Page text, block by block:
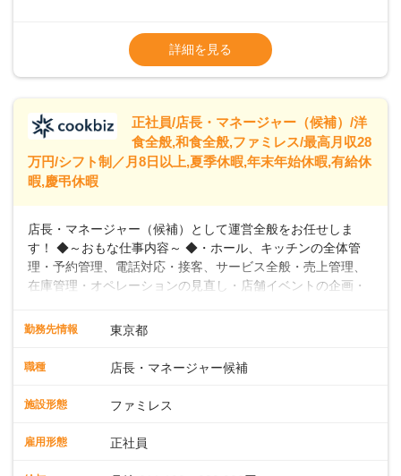
います。私たちは、多様な働き方を提供し、ライフステージ
に合わせた柔軟な勤務時間や働きやすい環境を整えていま
います。
※残業代全額支給
※経験に応じて応相談①ナショナル社員：月
給245,800円～②エリア社員 ：月給
詳細を見る
正社員/店長・マネージャー（候補）/洋
食全般,和食全般,ファミレス/最高月収28
万円/シフト制／月8日以上,夏季休暇,年末年始休暇,有給休
暇,慶弔休暇
店長・マネージャー（候補）として運営全般をお任せしま
す！ ◆～おもな仕事内容～ ◆・ホール、キッチンの全体管
理・予約管理、電話対応・接客、サービス全般・売上管理、
在庫管理・オペレーションの見直し・店舗イベントの企画・
入社後はスキルに合わせた業務からお任せしますので、徐々
向上を目指すDX推進～ ◆すかいらーくのレストランでは、
スタッフの働きやすさをサポートしています。配膳ロボット
や歩行数が約40%も削減されました！また、配膳ロボットに
勤務先情報 東京都
職種 店長・マネージャー候補
施設形態 ファミレス
雇用形態 正社員